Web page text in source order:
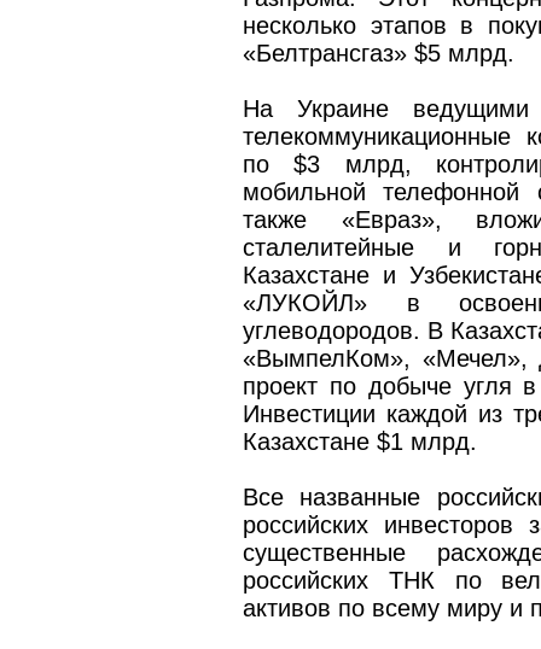
несколько этапов в
«Белтрансгаз» $5 млрд.
На Украине ведущими
по $3 млрд,
мобильной телефонной
также «Евраз»,
сталелитейные и
Казахстане и
«ЛУКОЙЛ» в
углеводородов. В
«ВымпелКом»,
проект по добыче угля
Инвестиции каждой из
Казахстане $1 млрд.
Все названные
российских
существенные
российских ТНК по
активов по всему миру